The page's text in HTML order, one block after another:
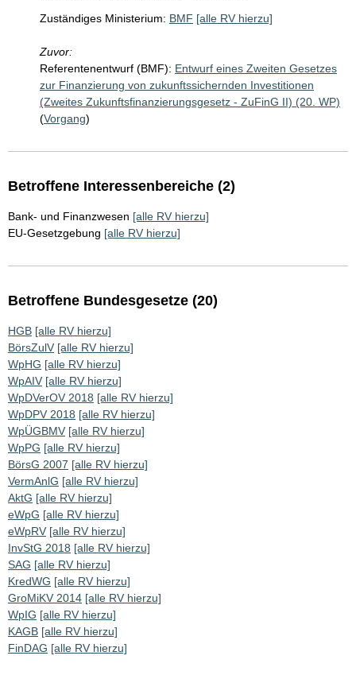
Zuständiges Ministerium: BMF [alle RV hierzu]
Zuvor:
Referentenentwurf (BMF): Entwurf eines Zweiten Gesetzes
zur Finanzierung von zukunftssichernden Investitionen
(Zweites Zukunftsfinanzierungsgesetz - ZuFinG II) (20. WP)
(Vorgang)
Betroffene Interessenbereiche (2)
Bank- und Finanzwesen [alle RV hierzu]
EU-Gesetzgebung [alle RV hierzu]
Betroffene Bundesgesetze (20)
HGB [alle RV hierzu]
BörsZulV [alle RV hierzu]
WpHG [alle RV hierzu]
WpAIV [alle RV hierzu]
WpDVerOV 2018 [alle RV hierzu]
WpDPV 2018 [alle RV hierzu]
WpÜGBMV [alle RV hierzu]
WpPG [alle RV hierzu]
BörsG 2007 [alle RV hierzu]
VermAnlG [alle RV hierzu]
AktG [alle RV hierzu]
eWpG [alle RV hierzu]
eWpRV [alle RV hierzu]
InvStG 2018 [alle RV hierzu]
SAG [alle RV hierzu]
KredWG [alle RV hierzu]
GroMiKV 2014 [alle RV hierzu]
WpIG [alle RV hierzu]
KAGB [alle RV hierzu]
FinDAG [alle RV hierzu]